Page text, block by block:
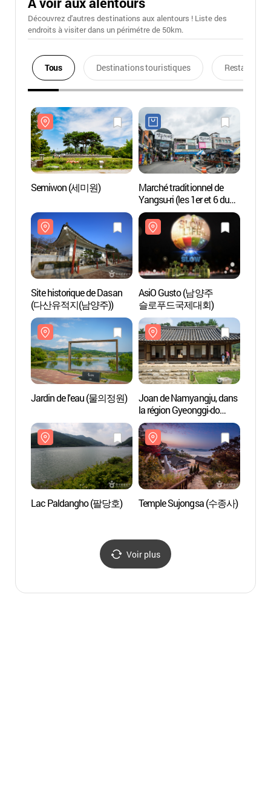
Découvrez d'autres destinations aux alentours ! Liste des
endroits à visiter dans un périmétre de 50km.
Tous Destinations touristiques Restaurants
Semiwon (세미원)
Marché traditionnel de
Yangsu-ri (les 1er et 6 du
mois) (양수리전통시장
(1,6일))
Site historique de Dasan
(다산유적지(남양주))
AsiO Gusto (남양주
슬로푸드국제대회)
Jardin de l'eau (물의정원)
Joan de Namyangju, dans
la région Gyeonggi-do
[Slow city] (경기 남양주
조안 [슬로시티])
Lac Paldangho (팔당호) Temple Sujongsa (수종사)
Voir plus